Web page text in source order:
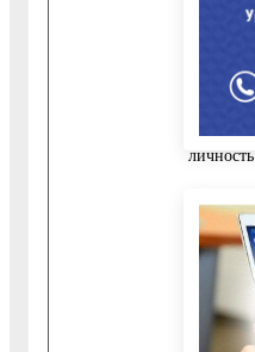
в
форме,
данные
2)
(детей),
(их) в
4)